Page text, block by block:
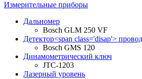
Измерительные приборы
Дальномер
Bosch GLM 250 VF
Детектор<span class='disap'>
Bosch GMS 120
Динамометрический ключ
JTC-1203
Лазерный уровень